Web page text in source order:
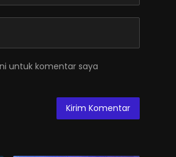
untuk komentar saya